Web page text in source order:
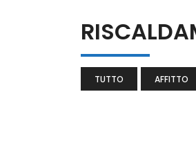
TUTTO AFFITTO